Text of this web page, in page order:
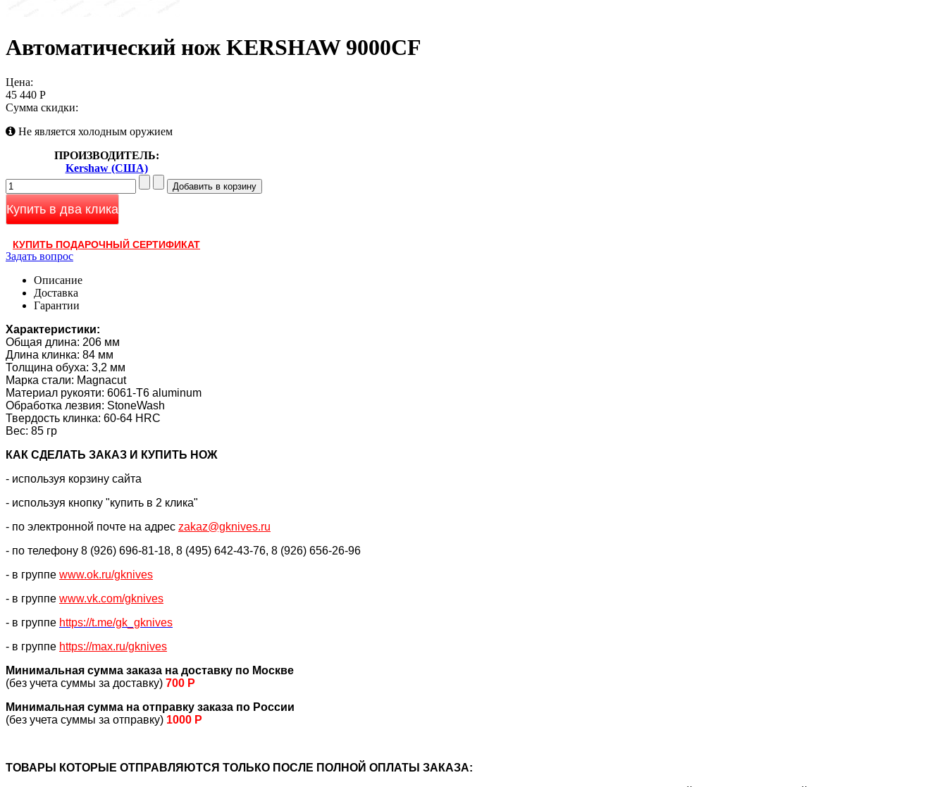
Автоматический нож KERSHAW 9000CF
Цена:
45 440 Р
Сумма скидки:
Не является холодным оружием
ПРОИЗВОДИТЕЛЬ:
Kershaw (США)
Купить в два клика
КУПИТЬ ПОДАРОЧНЫЙ СЕРТИФИКАТ
Задать вопрос
Описание
Доставка
Гарантии
Характеристики:
Общая длина: 206 мм
Длина клинка: 84 мм
Толщина обуха: 3,2 мм
Марка стали: Magnacut
Материал рукояти: 6061-T6 aluminum
Обработка лезвия: StoneWash
Твердость клинка: 60-64 HRC
Вес: 85 гр
КАК CДЕЛАТЬ ЗАКАЗ И КУПИТЬ НОЖ
- используя корзину сайта
- используя кнопку "купить в 2 клика"
- по электронной почте на адрес zakaz@gknives.ru
- по телефону 8 (926) 696-81-18, 8 (495) 642-43-76, 8 (926) 656-26-96
- в группе www.ok.ru/gknives
- в группе www.vk.com/gknives
- в группе https://t.me/gk_gknives
- в группе https://max.ru/gknives
Минимальная сумма заказа на доставку по Москве
(без учета суммы за доставку) 700 Р
Минимальная сумма на отправку заказа по России
(без учета суммы за отправку) 1000 Р
ТОВАРЫ КОТОРЫЕ ОТПРАВЛЯЮТСЯ ТОЛЬКО ПОСЛЕ ПОЛНОЙ ОПЛАТЫ ЗАКАЗА: